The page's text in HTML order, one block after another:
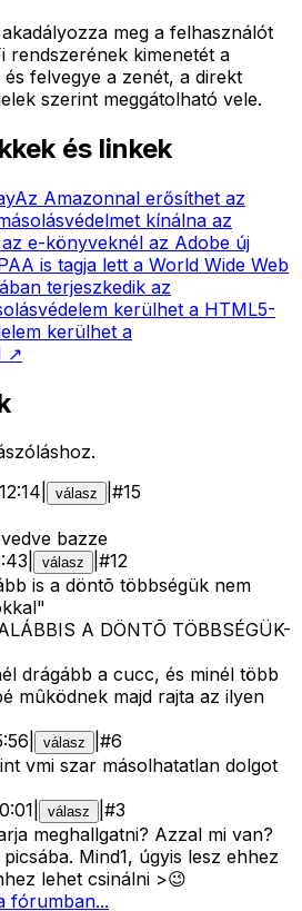
meg a felhasználót
rendszerének kimenetét a
felvegye a zenét, a direkt
szerint meggátolható vele.
és linkek
Az Amazonnal erősíthet az
kínálna az
e-könyveknél az Adobe új
is tagja lett a World Wide Web
terjeszkedik az
kerülhet a HTML5-
kerülhet a
↗
12:14 válasz #15
bazze
válasz #12
is a döntõ többségük nem
A DÖNTÕ TÖBBSÉGÜK-
drágább a cucc, és minél több
mûködnek majd rajta az ilyen
válasz #6
vmi szar másolhatatlan dolgot
válasz #3
meghallgatni? Azzal mi van?
Mind1, úgyis lesz ehhez
lehet csinálni >😉
fórumban...